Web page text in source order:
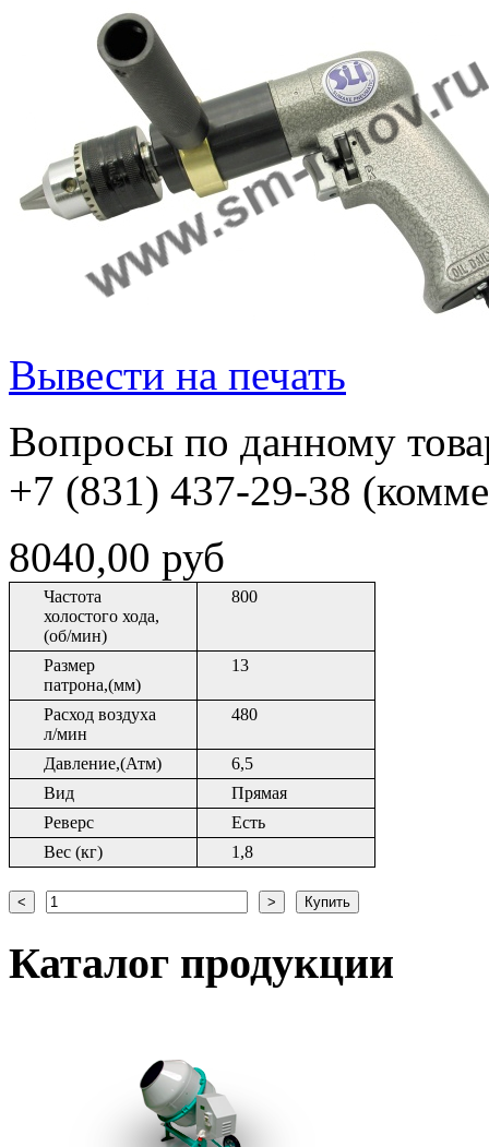
Вывести на печать
Вопросы по данному
+7 (831) 437-29-38
8040,00 руб
Частота
холостого хода,
(об/мин)
800
Размер
патрона,(мм)
13
Расход воздуха
л/мин
480
Давление,(Атм)
6,5
Вид
Прямая
Реверс
Есть
Вес (кг)
1,8
Каталог продукции